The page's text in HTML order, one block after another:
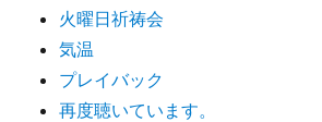
火曜日祈祷会
気温
プレイバック
再度聴いています。